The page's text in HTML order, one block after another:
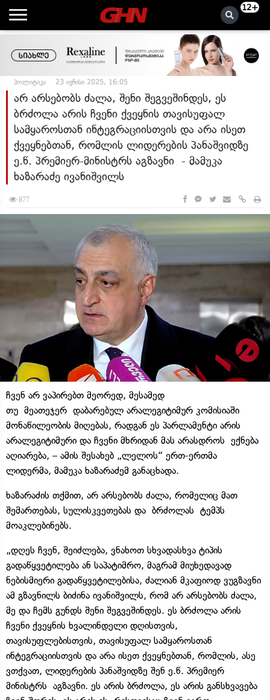
12+
პოლიტიკა 23 ივნისი 2025, 16:05
არ არსებობს ძალა, შენი შეგვეშინდეს, ეს
ბრძოლა არის ჩვენი ქვეყნის თავისუფალ
სამყაროსთან ინტეგრაციისთვის და არა ისეთ
ქვეყნებთან, რომლის ლიდერების პანაშვიდზე
ე.წ. პრემიერ-მინისტრს აგზავნი - მამუკა
ხაზარაძე ივანიშვილს
877
ჩვენ არ ვაპირებთ მეორედ, მესამედ
თუ მეათეჯერ დაბარებულ არალეგიტიმურ კომისიაში
მონაწილეობის მიღებას, რადგან ეს პარლამენტი არის
არალეგიტიმური და ჩვენი მხრიდან მას არასდროს ექნება
აღიარება, – ამის შესახებ „ლელოს“ ერთ-ერთმა
ლიდერმა, მამუკა ხაზარაძემ განაცხადა.
ხაზარაძის თქმით, არ არსებობს ძალა, რომელიც მათ
შემართებას, სულისკვეთებას და ბრძოლას ტემპს
მოაკლებინებს.
„დღეს ჩვენ, შეიძლება, ვნახოთ სხვადასხვა ტიპის
გადაწყვეტილება ან საპატიმრო, მაგრამ მიუხედავად
ნებისმიერი გადაწყვეტილებისა, ძალიან მკაფიოდ ვუგზავნი
ამ გზავნილს ბიძინა ივანიშვილს, რომ არ არსებობს ძალა,
მე და ჩემს გუნდს შენი შეგვეშინდეს. ეს ბრძოლა არის
ჩვენი ქვეყნის ხვალინდელი დღისთვის,
თავისუფლებისთვის, თავისუფალ სამყაროსთან
ინტეგრაციისთვის და არა ისეთ ქვეყნებთან, რომლის, ასე
ვთქვათ, ლიდერების პანაშვიდზე შენ ე.წ. პრემიერ
მინისტრს აგზავნი. ეს არის ბრძოლა, ეს არის განსხვავება